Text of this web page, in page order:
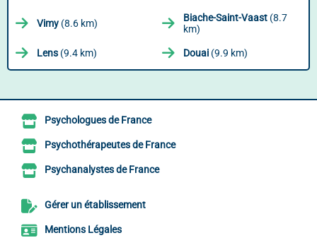
Vimy (8.6 km) Biache-Saint-Vaast (8.7
km)
Lens (9.4 km) Douai (9.9 km)
Psychologues de France
Psychothérapeutes de France
Psychanalystes de France
Gérer un établissement
Mentions Légales